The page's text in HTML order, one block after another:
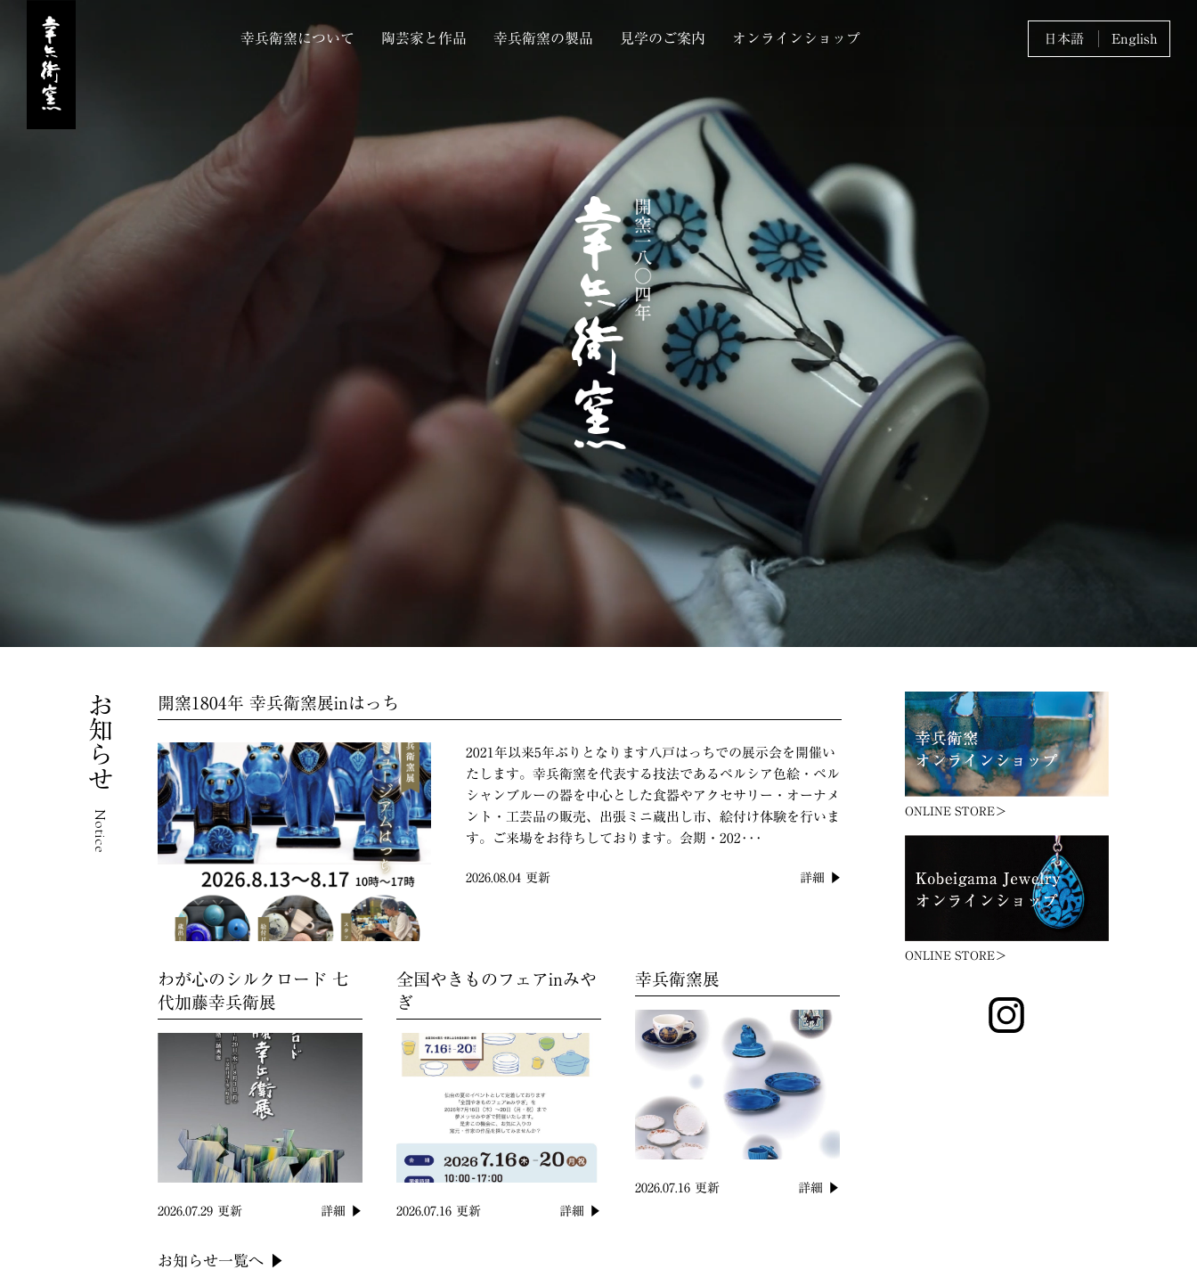
幸兵衛窯について 陶芸家と作品 幸兵衛窯の製品 見学のご案内 オンラインショップ 日本語 English
お知らせ
Notice
開窯1804年 幸兵衛窯展inはっち
2021年以来5年ぶりとなります八戸はっちでの展示会を開催い
たします。幸兵衛窯を代表する技法であるペルシア色絵・ペル
シャンブルーの器を中心とした食器やアクセサリー・オーナメ
ント・工芸品の販売、出張ミニ蔵出し市、絵付け体験を行いま
す。ご来場をお待ちしております。会期・202･･･
2026.08.04 更新 詳細 ▶
わが心のシルクロード 七
代加藤幸兵衛展
2026.07.29 更新 詳細 ▶
全国やきものフェアinみや
ぎ
2026.07.16 更新 詳細 ▶
幸兵衛窯展
2026.07.16 更新 詳細 ▶
お知らせ一覧へ ▶︎
ONLINE STORE＞
ONLINE STORE＞